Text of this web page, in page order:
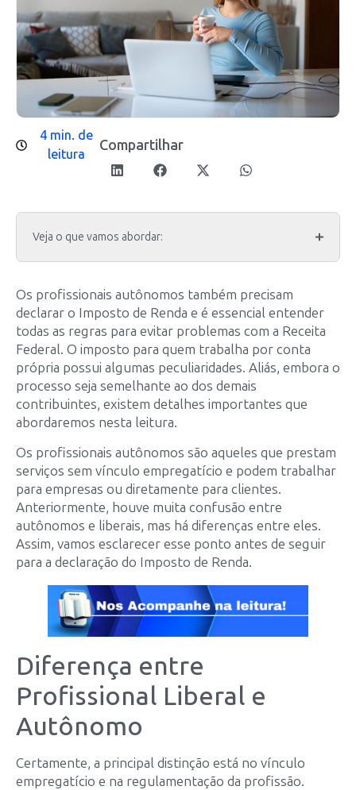
4 min. de
leitura
Compartilhar
Veja o que vamos abordar:
Os profissionais autônomos também precisam
declarar o Imposto de Renda e é essencial entender
todas as regras para evitar problemas com a Receita
Federal. O imposto para quem trabalha por conta
própria possui algumas peculiaridades. Aliás, embora o
processo seja semelhante ao dos demais
contribuintes, existem detalhes importantes que
abordaremos nesta leitura.
Os profissionais autônomos são aqueles que prestam
serviços sem vínculo empregatício e podem trabalhar
para empresas ou diretamente para clientes.
Anteriormente, houve muita confusão entre
autônomos e liberais, mas há diferenças entre eles.
Assim, vamos esclarecer esse ponto antes de seguir
para a declaração do Imposto de Renda.
Diferença entre
Profissional Liberal e
Autônomo
Certamente, a principal distinção está no vínculo
empregatício e na regulamentação da profissão.